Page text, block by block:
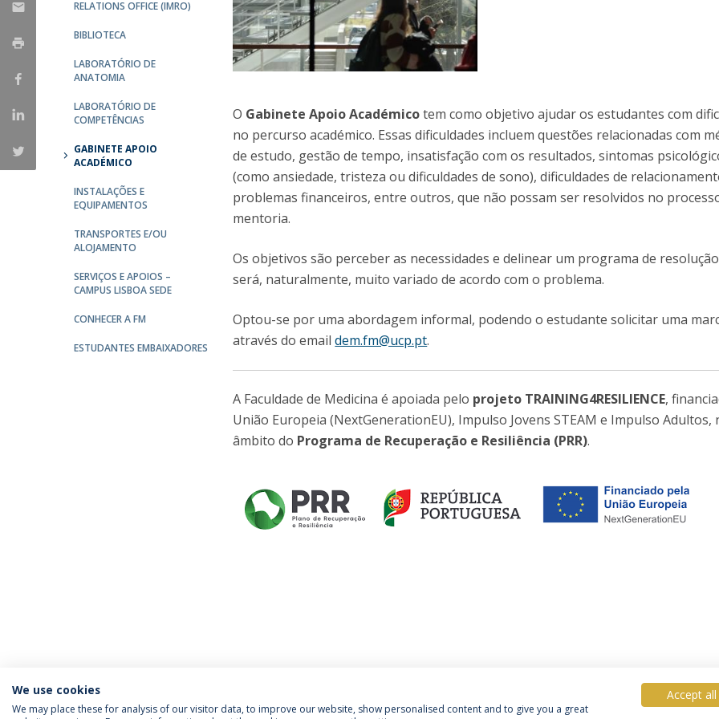
Awards
Team and Contacts
Terms and Conditions
Conhecer a FM
Estudantes Embaixadores
RELATIONS OFFICE (IMRO)
BIBLIOTECA
LABORATÓRIO DE
ANATOMIA
LABORATÓRIO DE
COMPETÊNCIAS
GABINETE APOIO
ACADÉMICO
INSTALAÇÕES E
EQUIPAMENTOS
TRANSPORTES E/OU
ALOJAMENTO
SERVIÇOS E APOIOS –
CAMPUS LISBOA SEDE
CONHECER A FM
ESTUDANTES EMBAIXADORES
O Gabinete Apoio Académicotem como objetivo ajudar os estudantes com
no percurso académico. Essas dificuldades incluem questões relacionadas com
de estudo, gestão de tempo, insatisfação com os resultados, sintomas
(como ansiedade, tristeza ou dificuldades de sono), dificuldades de
problemas financeiros, entre outros, que não possam ser resolvidos no
mentoria.
Os objetivos são perceber as necessidades e delinear um programa de
será, naturalmente, muito variado de acordo com o problema.
Optou-se por uma abordagem informal, podendo o estudante solicitar uma
através do emaildem.fm@ucp.pt.
A Faculdade de Medicina é apoiada pelo projeto TRAINING4RESILIENCE,
União Europeia (NextGenerationEU), Impulso Jovens STEAM e Impulso Adultos,
âmbito do Programa de Recuperação e Resiliência (PRR).
We use cookies
We may place these for analysis of our visitor data, to improve our website, show personalised content and to give you a great
Accept all